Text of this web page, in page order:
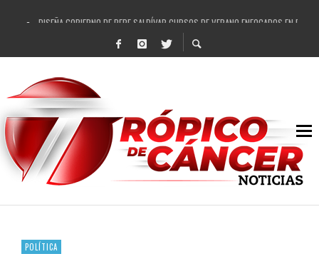
DISEÑA GOBIERNO DE PEPE SALDÍVAR CURSOS DE VERANO ENFOCADOS EN
REFRENDAN LOS 28 DELEGADOS Y 14 COMISARIADOS DE GUADALUPE APOYO A
FORTALECE GOBIERNO DE PEPE SALDÍVAR LA EDUCACIÓN EN LA ZACATECANA
GOBIERNO DE PEPE SALDÍVAR Y GRUPO FEMSA GENERAN MÁS DE 3 MIL EMPLEOS
CUARTA FERIA EXPO AGROPECUARIA TRAJO BENEFICIO DIRECTO A GUADALUPE:
RECONOCE PEPE SALDÍVAR A ARTISTA ZACATECANA VICTORIA HERNÁNDEZ
EGRESA GOBIERNO DE PEPE SALDÍVAR A 500 NUEVAS EMPRESARIAS
SON MUJERES GUADALUPENSES PRINCIPALES BENEFICIADAS DEL PROGRAMA
POLÍTICA